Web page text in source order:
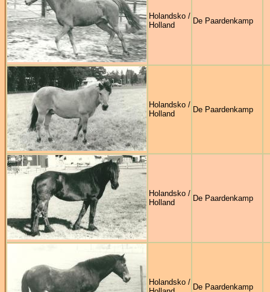
Holandsko /
Holland
De Paardenkamp
Holandsko /
Holland
De Paardenkamp
Holandsko /
Holland
De Paardenkamp
Holandsko /
De Paardenkamp